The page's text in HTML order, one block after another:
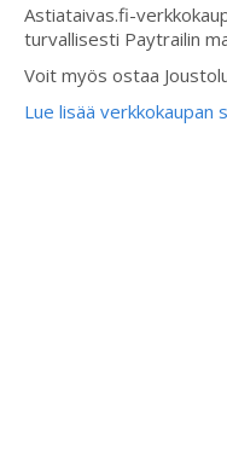
Astiataivas.fi-
turvallisesti Paytrailin
Voit myös ostaa
Lue lisää verkkokaupan